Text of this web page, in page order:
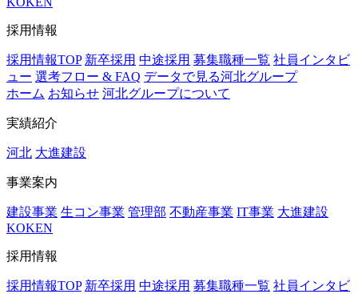
採用情報
採用情報TOP 新卒採用 中途採用 募集職種一覧 社員インタビ
ュー 選考フロー & FAQ データで見る河北グループ
ホーム お知らせ 河北グループについて
実績紹介
河北 大進建設
事業案内
建設事業 生コン事業 管理部 不動産事業 IT事業 大進建設
KOKEN
採用情報
採用情報TOP 新卒採用 中途採用 募集職種一覧 社員インタビ